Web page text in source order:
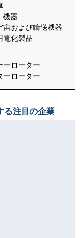
機器
宙および輸送機器
電化製品
ーローター
ーローター
る注目の企業